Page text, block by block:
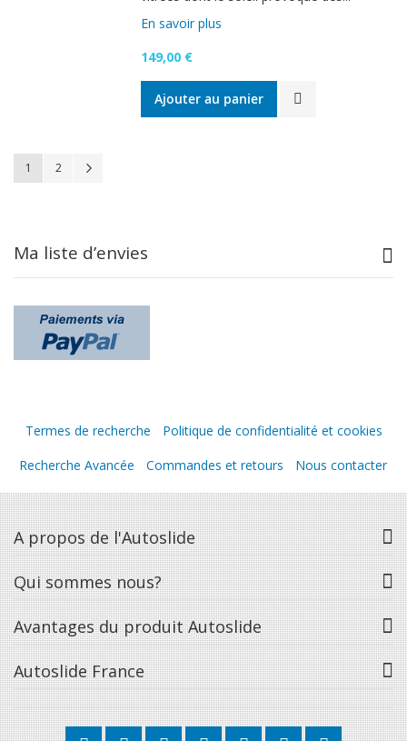
En savoir plus
149,00 €
Ajouter au panier
Page
Vous lisez actuellement la page
1 Page
2
Ma liste d’envies
Termes de recherche
Politique de confidentialité et cookies
Recherche Avancée
Commandes et retours Nous contacter
A propos de l'Autoslide
Qui sommes nous?
Avantages du produit Autoslide
Autoslide France